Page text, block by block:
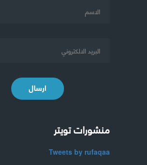
ارسال
منشورات تويتر
Tweets by rufaqaa